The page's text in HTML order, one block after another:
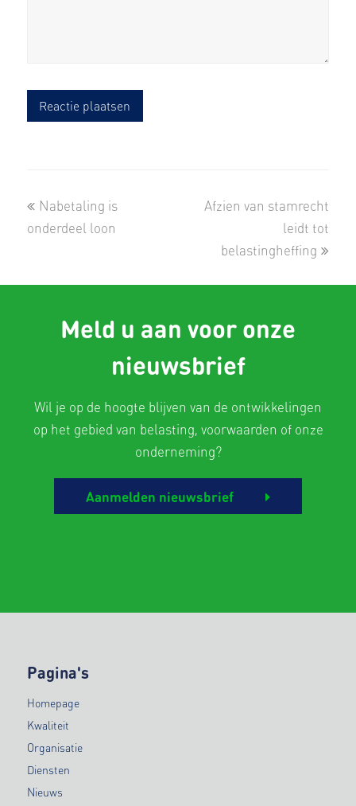
previous
post:
Nabetaling is
onderdeel loon
next
Afzien van stamrecht
leidt tot
belastingheffing
Meld u aan voor onze
nieuwsbrief
Wil je op de hoogte blijven van de ontwikkelingen
op het gebied van belasting, voorwaarden of onze
onderneming?
Aanmelden nieuwsbrief
Pagina's
Homepage
Kwaliteit
Organisatie
Diensten
Nieuws